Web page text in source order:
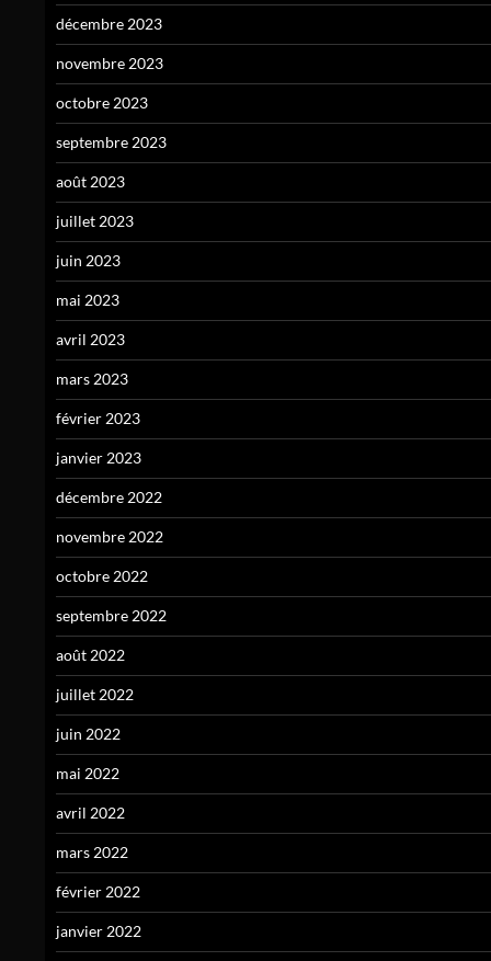
décembre 2023
novembre 2023
octobre 2023
septembre 2023
août 2023
juillet 2023
juin 2023
mai 2023
avril 2023
mars 2023
février 2023
janvier 2023
décembre 2022
novembre 2022
octobre 2022
septembre 2022
août 2022
juillet 2022
juin 2022
mai 2022
avril 2022
mars 2022
février 2022
janvier 2022